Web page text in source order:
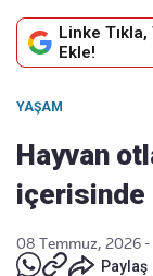
Linke
Ekle!
YAŞAM
Hayvan
içerisinde
08 Temmuz, 2026 -
Paylaş